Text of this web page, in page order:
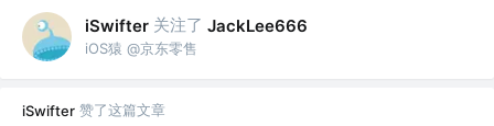
iSwifter 关注了 JackLee666
iOS猿 @京东零售
iSwifter 赞了这篇文章